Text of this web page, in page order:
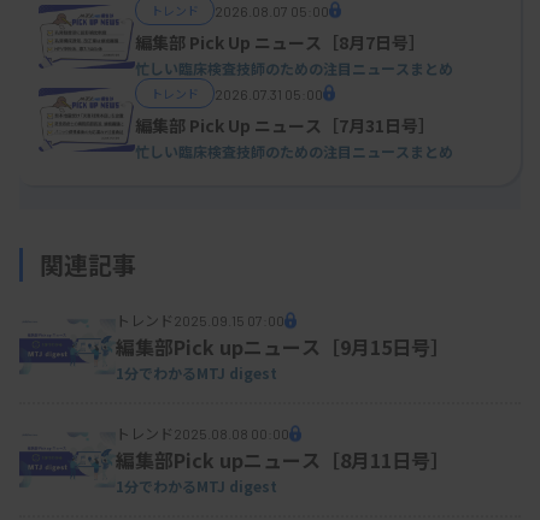
トレンド 2026.08.07 05:00
編集部 Pick Up ニュース［8月7日号］
忙しい臨床検査技師のための注目ニュースまとめ
トレンド 2026.07.31 05:00
編集部 Pick Up ニュース［7月31日号］
忙しい臨床検査技師のための注目ニュースまとめ
関連記事
トレンド 2025.09.15 07:00
編集部Pick upニュース［9月15日号］
1分でわかるMTJ digest
トレンド 2025.08.08 00:00
編集部Pick upニュース［8月11日号］
1分でわかるMTJ digest